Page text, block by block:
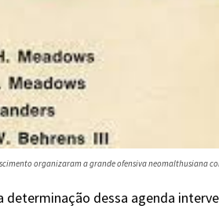
organizaram a grande ofensiva neomalthusiana
determinação dessa agenda